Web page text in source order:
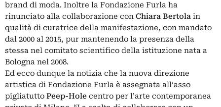
brand di moda. Inoltre la Fondazione Furla ha
rinunciato alla collaborazione con Chiara Bertola in
qualità di curatrice della manifestazione, con mandato
dal 2000 al 2015, pur mantenendo la presenza della
stessa nel comitato scientifico della istituzione nata a
Bologna nel 2008.
Ed ecco dunque la notizia che la nuova direzione
artistica di Fondazione Furla è assegnata all’asso
pigliatutto Peep-Hole centro per l’arte contemporanea